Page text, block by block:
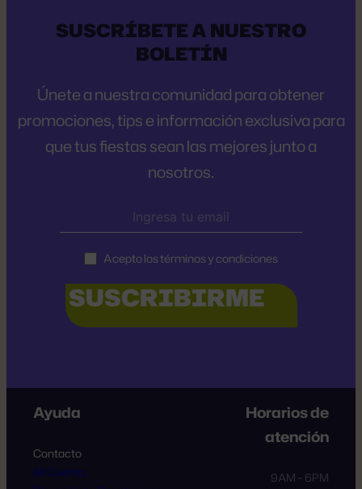
SUSCRÍBETE A NUESTRO
BOLETÍN
Únete a nuestra comunidad para obtener
promociones, tips e información exclusiva para
que tus fiestas sean las mejores junto a
nosotros.
Acepto los términos y condiciones
Ayuda
Contacto
Mi Cuenta
Horarios de
atención
9AM – 6PM